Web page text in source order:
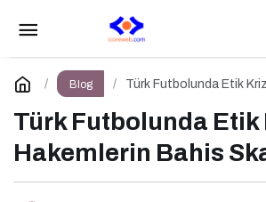
Blog
Türk Futbolunda Etik
Türk Futbolunda Etik
Hakemlerin Bahis
Marketing Haber’de Yazar
Başvurusu Başladı!
Yorum Yap